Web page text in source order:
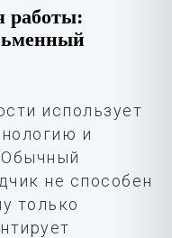
работы:
использует
и
не способен
только